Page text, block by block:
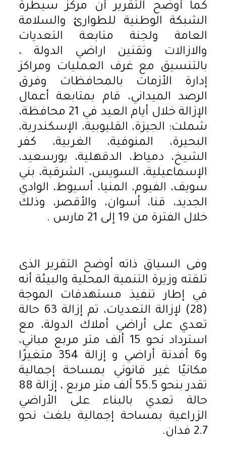
كما أوضح التقرير أن مركز سيطرة
الشبكة الوطنية للطوارئ والسلامة
العامة ولجنة متابعة التعديات
والازالات وتقنين اراضي الدولة ،
بالتنسيق مع غرف العمليات ومراكز
إدارة الأزمات بالمحافظات وفرق
الرصد الميداني، قام بمتابعة أعمال
الإزالة خلال أيام العيد في 21 محافظة،
شملت: الجيزة، القليوبية، الإسكندرية،
البحيرة، المنوفية، الغربية، كفر
الشيخ، دمياط، الدقهلية، بورسعيد،
الإسماعيلية، السويس، الشرقية، بني
سويف، الفيوم، المنيا، أسيوط، الوادي
الجديد، قنا، أسوان، والأقصر، وذلك
خلال الفترة من 19 إلى 21 مارس .
وفى السياق ذاته أوضح التقرير الذى
تلقته وزيرة التنمية المحلية والبيئة أنه
في إطار تنفيذ مستهدفات الموجة
(28) لإزالة التعديات، تم إزالة 63 حالة
تعدي على أراضي أملاك الدولة، مع
استرداد نحو 15 ألف متر مربع مباني،
و6 أفدنة أراضي و إزالة 354 متغيرًا
مكانيًا غير قانوني بمساحة إجمالية
تقدر بنحو 55.5 ألف متر مربع ، إزالة 88
حالة تعدي بالبناء على الأراضي
الزراعية بمساحة إجمالية بلغت نحو
2.7 فدان.